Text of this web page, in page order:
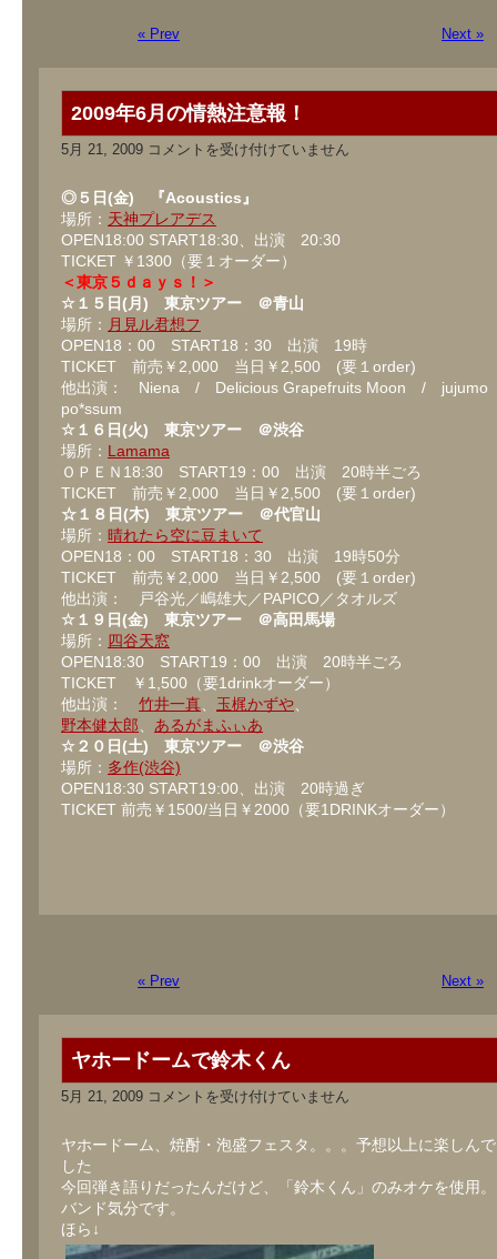
« Prev Next »
2009年6月の情熱注意報！
5月 21, 2009 2009
情
熱
注
意
報！
は
コメントを受け付けていません
◎５日(金) 『Acoustics』
場所： 天神プレアデス
OPEN18:00 START18:30、出演 20:30
TICKET ￥1300（要１オーダー）
＜東京５ｄａｙｓ！＞
☆１５日(月) 東京ツアー ＠青山
場所： 月見ル君想フ
OPEN18：00 START18：30 出演 19時
TICKET 前売￥2,000 当日￥2,500 (要１order)
他出演： Niena / Delicious Grapefruits Moon /
po*ssum
☆１６日(火) 東京ツアー ＠渋谷
場所： Lamama
ＯＰＥＮ18:30 START19：00 出演 20時半ごろ
TICKET 前売￥2,000 当日￥2,500 (要１order)
☆１８日(木) 東京ツアー ＠代官山
場所： 晴れたら空に豆まいて
OPEN18：00 START18：30 出演 19時50分
TICKET 前売￥2,000 当日￥2,500 (要１order)
他出演： 戸谷光／嶋雄大／PAPICO／タオルズ
☆１９日(金) 東京ツアー ＠高田馬場
場所： 四谷天窓
OPEN18:30 START19：00 出演 20時半ごろ
TICKET ￥1,500（要1drinkオーダー）
他出演： 竹井一真 玉梶かずや
野本健太郎
あるがまふぃあ
☆２０日(土) 東京ツアー ＠渋谷
場所： 多作(渋谷)
OPEN18:30 START19:00、出演 20時過ぎ
TICKET 前売￥1500/当日￥2000（要1DRINKオーダー）
« Prev Next »
ヤホードームで鈴木くん
5月 21, 2009 ヤ
ド
ー
で
鈴
木
ん
コメントを受け付けていません
ヤホードーム、焼酎・泡盛フェスタ。。。予想以上に楽しん
した
今回弾き語りだったんだけど、「鈴木くん」のみオケを使用。
バンド気分です。
ほら↓